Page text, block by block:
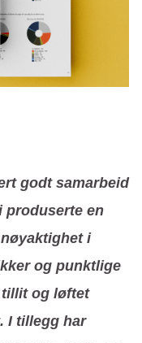
godt samarbeid
produserte en
i
og punktlige
tillit og løftet
I tillegg har